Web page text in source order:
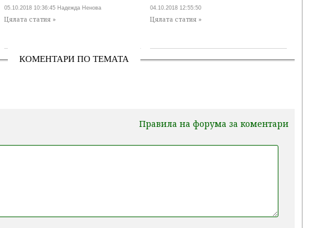
05.10.2018 10:36:45 Надежда Ненова
Цялата статия »
04.10.2018 12:55:50
Цялата статия »
КОМЕНТАРИ ПО ТЕМАТА
Правила на форума за коментари